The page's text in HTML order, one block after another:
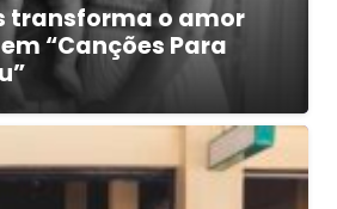
transforma o amor
“Canções Para